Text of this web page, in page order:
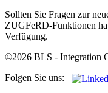
Sollten Sie Fragen zur
ZUGFeRD-Funktionen
Verfügung.
©2026 BLS - Integration
Folgen Sie uns: